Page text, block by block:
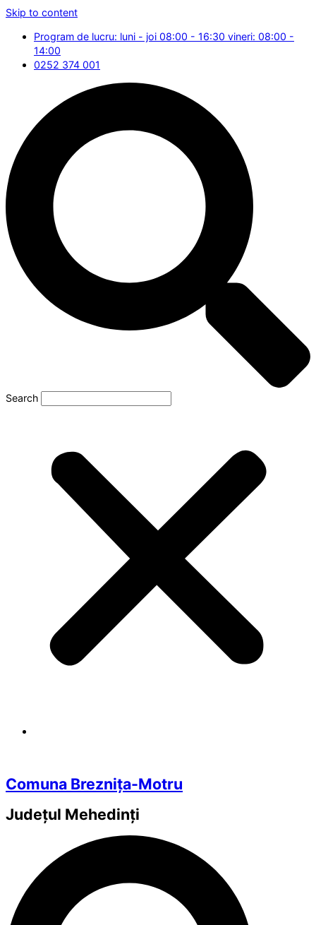
Skip to content
Program de lucru: luni - joi 08:00 - 16:30 vineri: 08:00 -
14:00
0252 374 001
Search
Comuna Breznița-Motru
Județul Mehedinți